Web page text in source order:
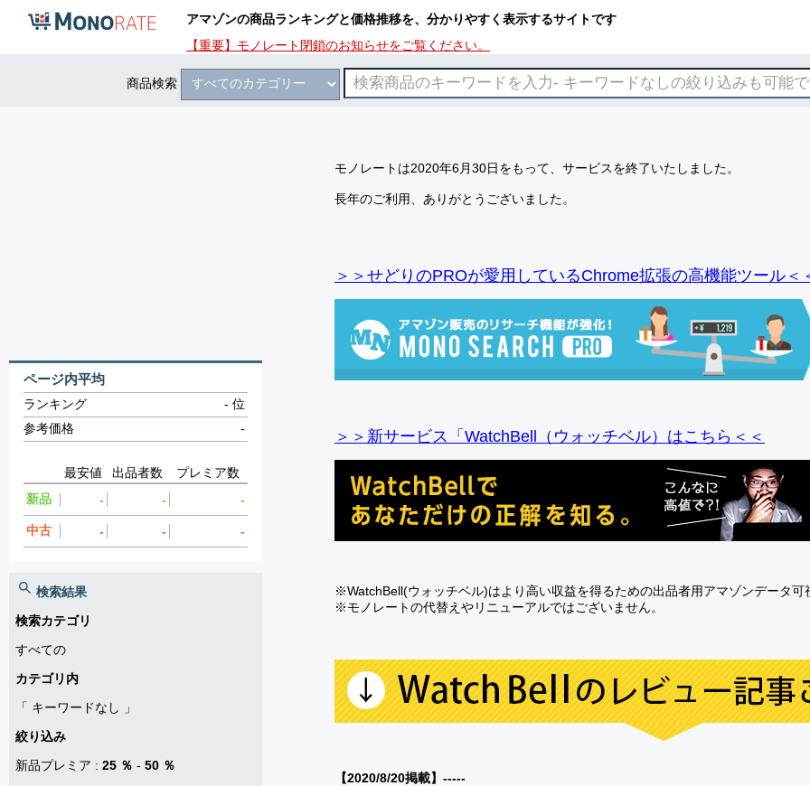
アマゾンの商品ランキングと価格推移を、分かりやすく表示するサイトです
【重要】モノレート閉鎖のお知らせをご覧ください。
商品検索
モノレートは2020年6月30日をもって、サービスを終了いたしました。
長年のご利用、ありがとうございました。
＞＞せどりのPROが愛用しているChrome拡張の高機能ツール＜
＞＞新サービス「WatchBell（ウォッチベル）はこちら＜＜
※WatchBell(ウォッチベル)はより高い収益を得るための出品者用アマゾンデータ可
※モノレートの代替えやリニューアルではございません。
【2020/8/20掲載】-----
ページ内平均
ランキング -位
参考価格
-
最安値 出品者数
プレミア数
新品
- - -
中古 - - -
検索結果
検索カテゴリ
すべての
カテゴリ内
「 キーワードなし
」
絞り込み
新品プレミア : 25 ％ - 50 ％